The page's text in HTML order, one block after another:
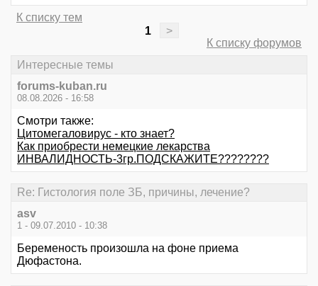
К списку тем
1
>
К списку форумов
Интересные темы
forums-kuban.ru
08.08.2026 - 16:58
Смотри также:
Цитомегаловирус - кто знает?
Как приобрести немецкие лекарства
ИНВАЛИДНОСТЬ-3гр.ПОДСКАЖИТЕ????????
Re: Гистология поле ЗБ, причины, лечение?
asv
1 - 09.07.2010 - 10:38
Беременость произошла на фоне приема
Дюфастона.